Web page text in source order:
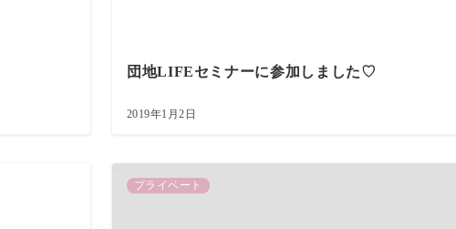
団地LIFEセミナーに参加しました♡
2019年1月2日
プライベート